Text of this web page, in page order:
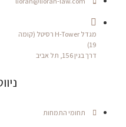
מגדל H-Tower רסיטל (קומה
19)
דרך בגין 156, תל אביב
תחומי התמחות